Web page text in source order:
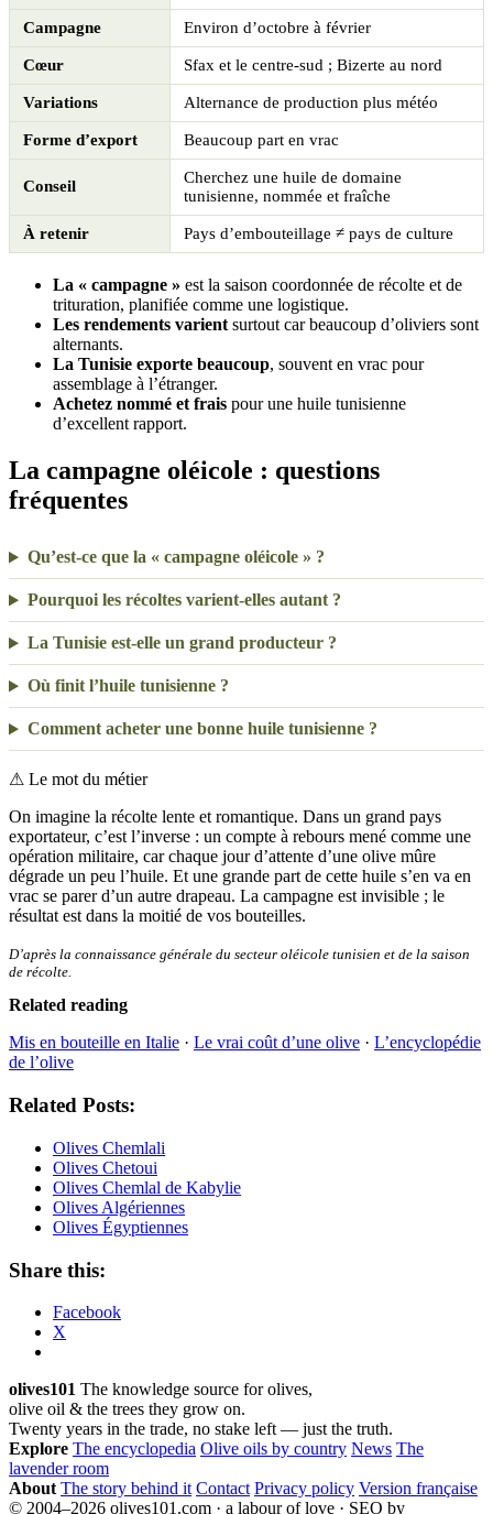
Campagne Environ d’octobre à février
Cœur Sfax et le centre-sud ; Bizerte au nord
Variations Alternance de production plus météo
Forme d’export Beaucoup part en vrac
Conseil
Cherchez une huile de domaine
tunisienne, nommée et fraîche
À retenir Pays d’embouteillage ≠ pays de culture
La « campagne » est la saison coordonnée de récolte et de
trituration, planifiée comme une logistique.
Les rendements varient surtout car beaucoup d’oliviers sont
alternants.
La Tunisie exporte beaucoup, souvent en vrac pour
assemblage à l’étranger.
Achetez nommé et frais pour une huile tunisienne
d’excellent rapport.
La campagne oléicole : questions
fréquentes
Qu’est-ce que la « campagne oléicole » ?
Pourquoi les récoltes varient-elles autant ?
La Tunisie est-elle un grand producteur ?
Où finit l’huile tunisienne ?
Comment acheter une bonne huile tunisienne ?
⚠ Le mot du métier
On imagine la récolte lente et romantique. Dans un grand pays
exportateur, c’est l’inverse : un compte à rebours mené comme une
opération militaire, car chaque jour d’attente d’une olive mûre
dégrade un peu l’huile. Et une grande part de cette huile s’en va en
vrac se parer d’un autre drapeau. La campagne est invisible ; le
résultat est dans la moitié de vos bouteilles.
D’après la connaissance générale du secteur oléicole tunisien et de la saison
de récolte.
Related reading
Mis en bouteille en Italie · Le vrai coût d’une olive · L’encyclopédie
de l’olive
Related Posts:
Olives Chemlali
Olives Chetoui
Olives Chemlal de Kabylie
Olives Algériennes
Olives Égyptiennes
Share this:
Facebook
X
olives101 The knowledge source for olives,
olive oil & the trees they grow on.
Twenty years in the trade, no stake left — just the truth.
Explore The encyclopedia Olive oils by country News The
lavender room
About The story behind it Contact Privacy policy Version française
© 2004–2026 olives101.com · a labour of love · SEO by